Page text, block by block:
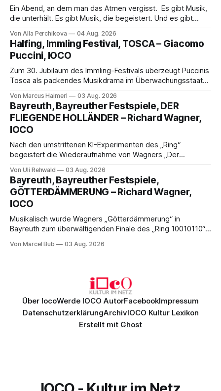
Ein Abend, an dem man das Atmen vergisst. Es gibt Musik,
die unterhält. Es gibt Musik, die begeistert. Und es gibt
Genau so war der Abend im Kurhaus Wiesbaden, an dem
Johannes Brahms’ Erstes Klavierkonzert d-Moll op. 15 mit
Daniil
Von Alla Perchikova 04 Aug. 2026
Halfing, Immling Festival, TOSCA – Giacomo
Puccini, IOCO
Zum 30. Jubiläum des Immling-Festivals überzeugt Puccinis
Tosca als packendes Musikdrama im Überwachungsstaat
spannend und werkgetreu, getragen von starken Solisten,
eindrucksvollen Projektionen und einer klangvollen
musikalischen Leitung.
Von Marcus Haimerl 03 Aug. 2026
Bayreuth, Bayreuther Festspiele, DER
FLIEGENDE HOLLÄNDER – Richard Wagner,
IOCO
Nach den umstrittenen KI-Experimenten des „Ring“
begeistert die Wiederaufnahme von Wagners „Der
Musik und einem neuen Traumpaar: Elisabeth Teige und
Nicholas Brownlee sorgen für einen der Höhepunkte der
Bayreuther Festspiele 2026.
Von Uli Rehwald 03 Aug. 2026
Bayreuth, Bayreuther Festspiele,
GÖTTERDÄMMERUNG – Richard Wagner,
IOCO
Musikalisch wurde Wagners „Götterdämmerung“ in
Bayreuth zum überwältigenden Finale des „Ring 10010110“:
exzellentes Sängerensemble begeisterten. Die KI-geprägte
Von Marcel Bub 03 Aug. 2026
Über IocoWerde IOCO AutorFacebookImpressum
DatenschutzerklärungArchivIOCO Kultur Lexikon
Erstellt mit Ghost